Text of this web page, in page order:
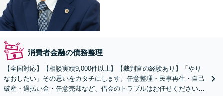
消費者金融の債務整理
【全国対応】【相談実績9,000件以上】【裁判官の経験あり】「やり
なおしたい」その思いをカタチにします。任意整理・民事再生・自己
破産・過払い金・任意売却など、借金のトラブルはお任せください。